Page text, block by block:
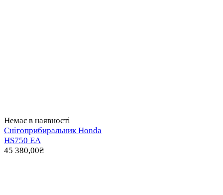
Немає в наявності
Снігоприбиральник Honda
HS750 EA
45 380,00₴